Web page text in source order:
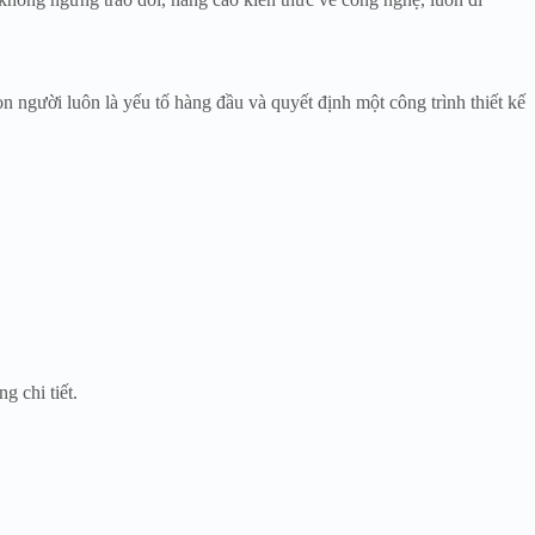
người luôn là yếu tố hàng đầu và quyết định một công trình thiết kế
chi tiết.